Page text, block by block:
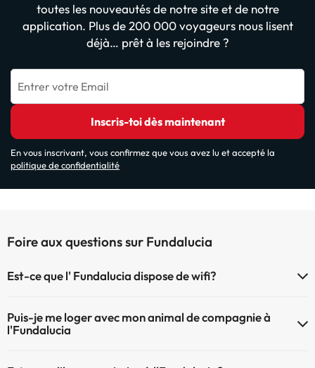
toutes les nouveautés de notre site et de notre
application. Plus de 200 000 voyageurs nous lisent
déjà… prêt à les rejoindre ?
Entrer votre Email
Inscris-toi dès maintenant
En vous inscrivant, vous confirmez que vous avez lu et accepté la
politique de confidentialité
Foire aux questions sur Fundalucia
Est-ce que l' Fundalucia dispose de wifi?
Puis-je me loger avec mon animal de compagnie à
l'Fundalucia